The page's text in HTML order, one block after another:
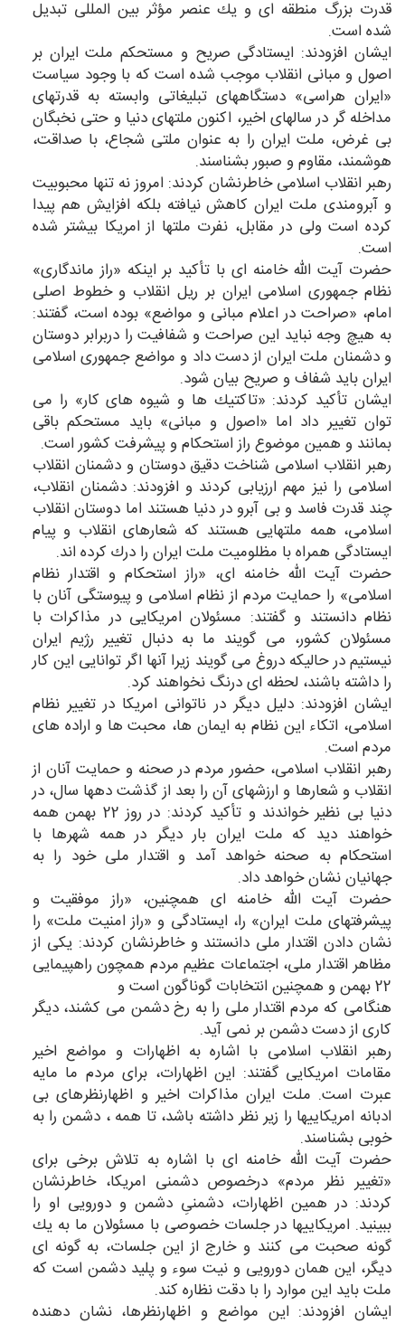
قدرت بزرگ منطقه ای و یك عنصر مؤثر بین المللی تبدیل
شده است.
ایشان افزودند: ایستادگی صریح و مستحكم ملت ایران بر
اصول و مبانی انقلاب موجب شده است كه با وجود سیاست
«ایران هراسی» دستگاههای تبلیغاتی وابسته به قدرتهای
مداخله گر در سالهای اخیر، اكنون ملتهای دنیا و حتی نخبگان
بی غرض، ملت ایران را به عنوان ملتی شجاع، با صداقت،
هوشمند، مقاوم و صبور بشناسند.
رهبر انقلاب اسلامی خاطرنشان كردند: امروز نه تنها محبوبیت
و آبرومندی ملت ایران كاهش نیافته بلكه افزایش هم پیدا
كرده است ولی در مقابل، نفرت ملتها از امریكا بیشتر شده
است.
حضرت آیت الله خامنه ای با تأكید بر اینكه «راز ماندگاری»
نظام جمهوری اسلامی ایران بر ریل انقلاب و خطوط اصلی
امام، «صراحت در اعلام مبانی و مواضع» بوده است، گفتند:
به هیچ وجه نباید این صراحت و شفافیت را دربرابر دوستان
و دشمنان ملت ایران از دست داد و مواضع جمهوری اسلامی
ایران باید شفاف و صریح بیان شود.
ایشان تأكید كردند: «تاكتیك ها و شیوه های كار» را می
توان تغییر داد اما «اصول و مبانی» باید مستحكم باقی
بمانند و همین موضوع راز استحكام و پیشرفت كشور است.
رهبر انقلاب اسلامی شناخت دقیق دوستان و دشمنان انقلاب
اسلامی را نیز مهم ارزیابی كردند و افزودند: دشمنان انقلاب،
چند قدرت فاسد و بی آبرو در دنیا هستند اما دوستان انقلاب
اسلامی، همه ملتهایی هستند كه شعارهای انقلاب و پیام
ایستادگی همراه با مظلومیت ملت ایران را درك كرده اند.
حضرت آیت الله خامنه ای، «راز استحكام و اقتدار نظام
اسلامی» را حمایت مردم از نظام اسلامی و پیوستگی آنان با
نظام دانستند و گفتند: مسئولان امریكایی در مذاكرات با
مسئولان كشور، می گویند ما به دنبال تغییر رژیم ایران
نیستیم در حالیكه دروغ می گویند زیرا آنها اگر توانایی این كار
را داشته باشند، لحظه ای درنگ نخواهند كرد.
ایشان افزودند: دلیل دیگر در ناتوانی امریكا در تغییر نظام
اسلامی، اتكاء این نظام به ایمان ها، محبت ها و اراده های
مردم است.
رهبر انقلاب اسلامی، حضور مردم در صحنه و حمایت آنان از
انقلاب و شعارها و ارزشهای آن را بعد از گذشت دهها سال، در
دنیا بی نظیر خواندند و تأكید كردند: در روز 22 بهمن همه
خواهند دید كه ملت ایران بار دیگر در همه شهرها با
استحكام به صحنه خواهد آمد و اقتدار ملی خود را به
جهانیان نشان خواهد داد.
حضرت آیت الله خامنه ای همچنین، «راز موفقیت و
پیشرفتهای ملت ایران» را، ایستادگی و «راز امنیت ملت» را
نشان دادن اقتدار ملی دانستند و خاطرنشان كردند: یكی از
مظاهر اقتدار ملی، اجتماعات عظیم مردم همچون راهپیمایی
22 بهمن و همچنین انتخابات گوناگون است و
هنگامی كه مردم اقتدار ملی را به رخ دشمن می كشند، دیگر
كاری از دست دشمن بر نمی آید.
رهبر انقلاب اسلامی با اشاره به اظهارات و مواضع اخیر
مقامات امریكایی گفتند: این اظهارات، برای مردم ما مایه
عبرت است. ملت ایران مذاكرات اخیر و اظهارنظرهای بی
ادبانه امریكاییها را زیر نظر داشته باشد، تا همه ، دشمن را به
خوبی بشناسند.
حضرت آیت الله خامنه ای با اشاره به تلاش برخی برای
«تغییر نظر مردم» درخصوص دشمنی امریكا، خاطرنشان
كردند: در همین اظهارات، دشمنیِ دشمن و دورویی او را
ببینید. امریكاییها در جلسات خصوصی با مسئولان ما به یك
گونه صحبت می كنند و خارج از این جلسات، به گونه ای
دیگر، این همان دورویی و نیت سوء و پلید دشمن است كه
ملت باید این موارد را با دقت نظاره كند.
ایشان افزودند: این مواضع و اظهارنظرها، نشان دهنده